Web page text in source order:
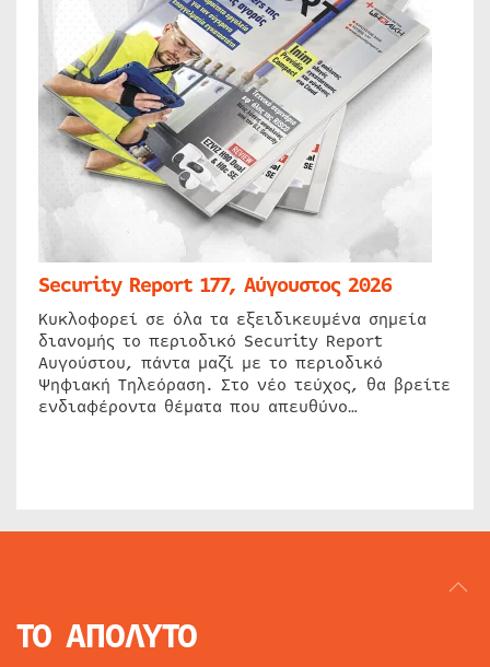
Security Report 177, Αύγουστος 2026
Κυκλοφορεί σε όλα τα εξειδικευμένα σημεία
διανομής το περιοδικό Security Report
Αυγούστου, πάντα μαζί με το περιοδικό
Ψηφιακή Τηλεόραση. Στο νέο τεύχος, θα βρείτε
ενδιαφέροντα θέματα που απευθύνο…
ΤΟ ΑΠΟΛΥΤΟ